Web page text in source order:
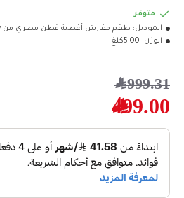
499.00﷼
999.31﷼
متوفر
الموديل: طقم مفارش أغطية قطن مصري من laura ashley
الوزن: 5.00كلغ